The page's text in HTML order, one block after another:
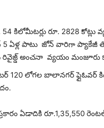
కిలోమీటర్లు రూ. 2828 కోట్లు
ఏళ్ల పాటు జోన్ వారిగా ప్యాకేజీ తో
రివైజ్డ్ అంచనా వ్యయం
120 లోగల బాలానగర్ ఫ్లైఓవర్
ఏడాదికి రూ.1,35,550